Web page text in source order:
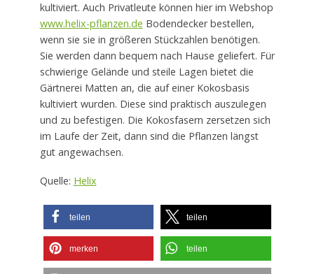
kultiviert. Auch Privatleute können hier im Webshop
www.helix-pflanzen.de Bodendecker bestellen,
wenn sie sie in größeren Stückzahlen benötigen.
Sie werden dann bequem nach Hause geliefert. Für
schwierige Gelände und steile Lagen bietet die
Gärtnerei Matten an, die auf einer Kokosbasis
kultiviert wurden. Diese sind praktisch auszulegen
und zu befestigen. Die Kokosfasern zersetzen sich
im Laufe der Zeit, dann sind die Pflanzen längst
gut angewachsen.
Quelle: Helix
teilen teilen
merken teilen